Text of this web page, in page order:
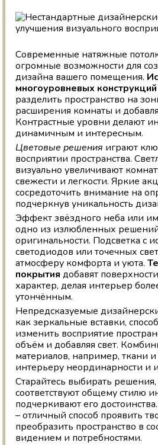
Современные натяжные
огромные возможности для
дизайна вашего помещения.
многоуровневых конструкций
разделить пространство на
расширения комнаты и
Контрастные уровни делают
динамичным и интересным.
Цветовые решения играют
восприятии пространства.
визуально увеличивают
свежести и легкости. Яркие
сосредоточить внимание на
подчеркнув уникальность
Эффект звёздного неба или
одно из излюбленных
оригинальности. Подсветка с
светодиодов или точечных
атмосферу комфорта и уюта.
покрытия добавят
характер, делая интерьер
утончённым.
Непредсказуемые
как зеркальные вставки,
изменить восприятие
объём и добавляя свет.
материалов, например, ткани
интерьеру неординарности и
Старайтесь выбирать
соответствуют общему стилю
подчеркивают его
– отличный способ проявить
преобразить пространство в
видением и потребностями.